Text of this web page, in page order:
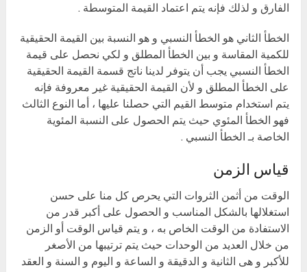
الفارق و لذلك فإنه يتم اعتماد القيمة المتوسطة .
الخطأ الثاني هو الخطأ النسبي و هو النسبة بين القيمة الحقيقية
للكمية المقاسة و بين الخطأ المطلق و لكي نحصل على قيمة
الخطأ النسبي يجب أن يتوفر لدينا ناتج قسمة القيمة الحقيقية
على الخطأ المطلق و لأن القيمة الحقيقية غير معروفة فإنه
يتم استخدام متوسط القيم التي حصلنا عليها ، أما النوع الثالث
فهو الخطأ المئوي حيث يتم الحصول على النسبة المئوية
الخاصة بـ الخطأ النسبي .
قياس الزمن
الوقت من أثمن الثروات التي يحرص كل منا على حسن
استغلالها بالشكل المناسب و الحصول على أكبر قدر من
الاستفادة من الوقت الخاص به ، و يتم قياس الوقت أو الزمن
من خلال العديد من الوحدات حيث يتم ترتيبها من الأصغر
للأكبر و هى الثانية و الدقيقة و الساعة و اليوم و السنة و العقد